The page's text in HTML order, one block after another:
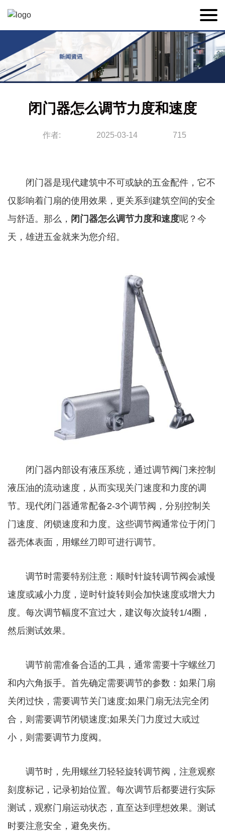
闭门器怎么调节力度和速度
作者: 2025-03-14 715
闭门器是现代建筑中不可或缺的五金配件，它不
仅影响着门扇的使用效果，更关系到建筑空间的安全
与舒适。那么， 闭门器怎么调节力度和速度呢？今
天，雄进五金就来为您介绍。
闭门器内部设有液压系统，通过调节阀门来控制
液压油的流动速度，从而实现关门速度和力度的调
节。现代闭门器通常配备2-3个调节阀，分别控制关
门速度、闭锁速度和力度。这些调节阀通常位于闭门
器壳体表面，用螺丝刀即可进行调节。
调节时需要特别注意：顺时针旋转调节阀会减慢
速度或减小力度，逆时针旋转则会加快速度或增大力
度。每次调节幅度不宜过大，建议每次旋转1/4圈，
然后测试效果。
调节前需准备合适的工具，通常需要十字螺丝刀
和内六角扳手。首先确定需要调节的参数：如果门扇
关闭过快，需要调节关门速度;如果门扇无法完全闭
合，则需要调节闭锁速度;如果关门力度过大或过
小，则需要调节力度阀。
调节时，先用螺丝刀轻轻旋转调节阀，注意观察
刻度标记，记录初始位置。每次调节后都要进行实际
测试，观察门扇运动状态，直至达到理想效果。测试
时要注意安全，避免夹伤。